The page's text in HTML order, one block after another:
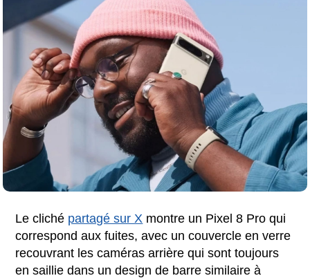
Le cliché partagé sur X montre un Pixel 8 Pro qui
correspond aux fuites, avec un couvercle en verre
recouvrant les caméras arrière qui sont toujours
en saillie dans un design de barre similaire à